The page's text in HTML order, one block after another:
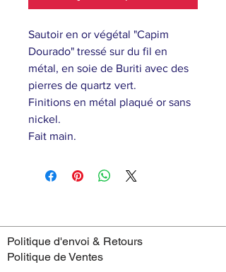
Sautoir en or végétal "Capim
Dourado" tressé sur du fil en
métal, en soie de Buriti avec des
pierres de quartz vert.
Finitions en métal plaqué or sans
nickel.
Fait main.
Politique d'envoi & Retours
Politique de Ventes